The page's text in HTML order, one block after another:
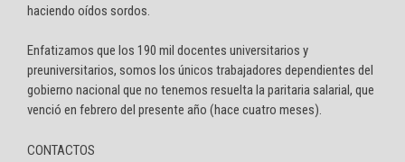
haciendo oídos sordos.
Enfatizamos que los 190 mil docentes universitarios y
preuniversitarios, somos los únicos trabajadores dependientes del
gobierno nacional que no tenemos resuelta la paritaria salarial, que
venció en febrero del presente año (hace cuatro meses).
CONTACTOS